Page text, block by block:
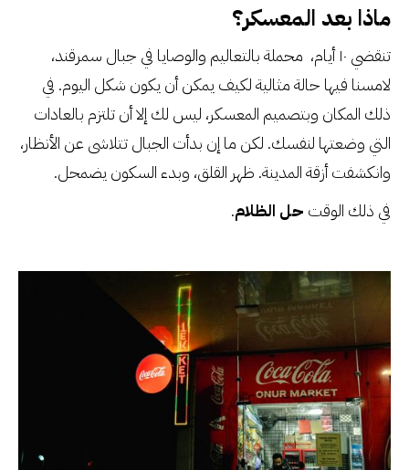
ماذا بعد المعسكر؟
تنقضي ١٠ أيام، محملة بالتعاليم والوصايا في جبال سمرقند،
لامسنا فيها حالة مثالية لكيف يمكن أن يكون شكل اليوم. في
ذلك المكان وبتصميم المعسكر، ليس لك إلا أن تلتزم بالعادات
التي وضعتها لنفسك. لكن ما إن بدأت الجبال تتلاشى عن الأنظار،
وانكشفت أزقة المدينة. ظهر القلق، وبدء السكون يضمحل.
في ذلك الوقت حل الظلام.